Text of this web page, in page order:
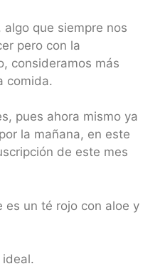
algo que siempre nos
pero con la
consideramos más
comida.
pues ahora mismo ya
la mañana, en este
de este mes
es un té rojo con aloe y
ideal.